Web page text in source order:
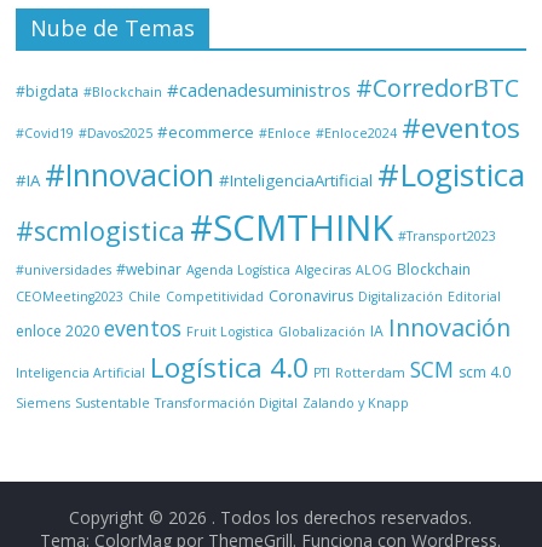
Nube de Temas
#bigdata #Blockchain #cadenadesuministros #CorredorBTC
#Covid19 #Davos2025 #ecommerce #Enloce #Enloce2024 #eventos
#IA #Innovacion #InteligenciaArtificial #Logistica
#scmlogistica #SCMTHINK #Transport2023
#universidades #webinar Agenda Logística Algeciras ALOG Blockchain
CEOMeeting2023 Chile Competitividad Coronavirus Digitalización Editorial
enloce 2020 eventos Fruit Logistica Globalización IA Innovación
Inteligencia Artificial Logística 4.0 PTI Rotterdam SCM scm 4.0
Siemens Sustentable Transformación Digital Zalando y Knapp
Copyright © 2026 . Todos los derechos reservados.
Tema: ColorMag por ThemeGrill. Funciona conWordPress.